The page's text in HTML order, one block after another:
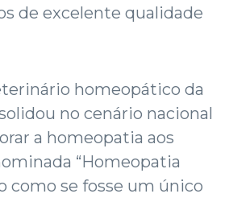
de excelente qualidade
homeopático da
no cenário nacional
a homeopatia aos
“Homeopatia
como se fosse um único